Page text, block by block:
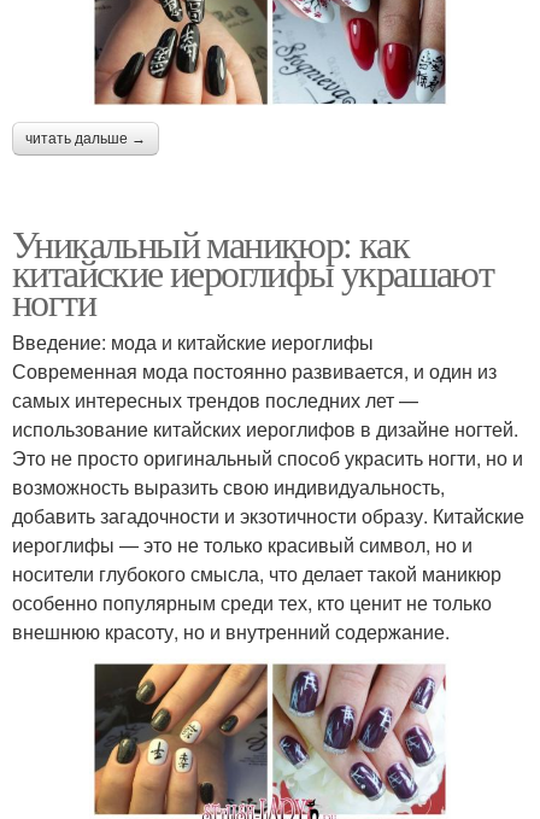
читать дальше →
Уникальный маникюр: как
китайские иероглифы украшают
ногти
Введение: мода и китайские иероглифы
Современная мода постоянно развивается, и один из
самых интересных трендов последних лет —
использование китайских иероглифов в дизайне ногтей.
Это не просто оригинальный способ украсить ногти, но и
возможность выразить свою индивидуальность,
добавить загадочности и экзотичности образу. Китайские
иероглифы — это не только красивый символ, но и
носители глубокого смысла, что делает такой маникюр
особенно популярным среди тех, кто ценит не только
внешнюю красоту, но и внутренний содержание.